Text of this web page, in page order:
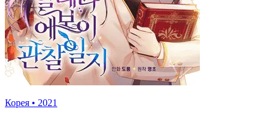
Корея • 2021